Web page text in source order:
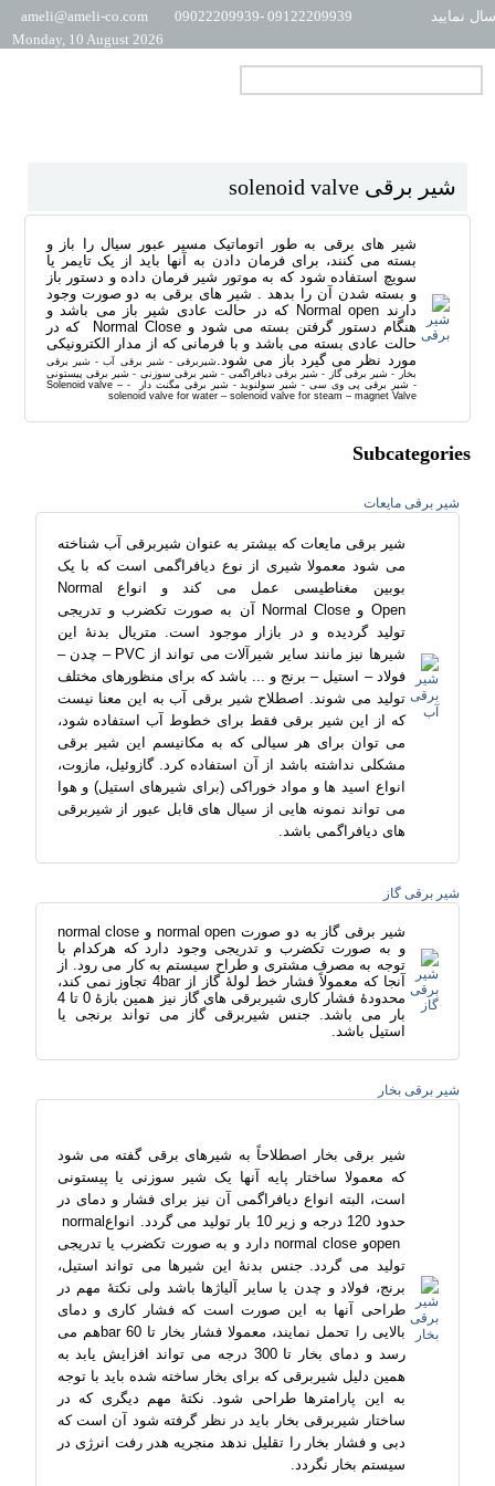
نمایید 09122209939 -09022209939
ameli@ameli-co.com
Monday, 10 August 2026
شیر برقی solenoid valve
شیر های برقی به طور اتوماتیک مسیر عبور سیال را باز و
بسته می کنند، برای فرمان دادن به آنها باید از یک تایمر یا
سویچ استفاده شود که به موتور شیر فرمان داده و دستور باز
و بسته شدن آن را بدهد . شیر های برقی به دو صورت وجود
دارند Normal open که در حالت عادی شیر باز می باشد و
هنگام دستور گرفتن بسته می شود وNormal Close
که در
حالت عادی بسته می باشد و با فرمانی که از مدار الکترونیکی
مورد نظر می گیرد باز می شود. شیربرقی - شیر برقی آب - شیر برقی
بخار - شیر برقی گاز - شیر برقی دیافراگمی - شیر برقی سوزنی - شیر برقی پیستونی
- شیر برقی پی وی سی - شیر سولنوید - شیر برقی مگنت دار - Solenoid valve –
solenoid valve for water – solenoid valve for steam – magnet Valve
Subcategories
شیر برقی مایعات
شیر برقی مایعات که بیشتر به عنوان شیربرقی آب شناخته
می شود معمولا شیری از نوع دیافراگمی است که با یک
بوبین مغناطیسی عمل می کند و انواع
Normal
Open و Normal Close
آن به صورت تکضرب و تدریجی
تولید گردیده و در بازار موجود است. متریال بدنۀ این
شیرها نیز مانند سایر شیرآلات می تواند از PVC – چدن –
فولاد – استیل – برنج و ... باشد که برای منظورهای مختلف
تولید می شوند. اصطلاح شیر برقی آب به این معنا نیست
که از این شیر برقی فقط برای خطوط آب استفاده شود،
می توان برای هر سیالی که به مکانیسم این شیر برقی
مشکلی نداشته باشد از آن استفاده کرد. گازوئیل، مازوت،
انواع اسید ها و مواد خوراکی (برای شیرهای استیل) و هوا
می تواند نمونه هایی از سیال های قابل عبور از شیربرقی
های دیافراگمی باشد.
شیر برقی گاز
شیر برقی گاز به دو صورت normal open و normal close
و به صورت تکضرب و تدریجی وجود دارد که هرکدام با
توجه به مصرف مشتری و طراح سیستم به کار می رود. از
آنجا که معمولاً فشار خط لولۀ گاز از 4bar تجاوز نمی کند،
محدودۀ فشار کاری شیربرقی های گاز نیز همین بازۀ 0 تا 4
بار می باشد. جنس شیربرقی گاز می تواند برنجی یا
استیل باشد.
شیر برقی بخار
شیر برقی بخار اصطلاحاً به شیرهای برقی گفته می شود
که معمولا ساختار پایه آنها یک شیر سوزنی یا پیستونی
است، البته انواع دیافراگمی آن نیز برای فشار و دمای در
حدود 120 درجه و زیر 10 بار تولید می گردد.
انواعnormal
openو normal close دارد و به صورت تکضرب یا تدریجی
تولید می گردد. جنس بدنۀ این شیرها می تواند استیل،
برنج، فولاد و چدن یا سایر آلیاژها باشد ولی نکتۀ مهم در
طراحی آنها به این صورت است که فشار کاری و دمای
بالایی را تحمل نمایند، معمولا فشار بخار تا 60
bar هم می
رسد و دمای بخار تا 300 درجه می تواند افزایش یابد به
همین دلیل شیربرقی که برای بخار ساخته شده باید با توجه
به این پارامترها طراحی شود. نکتۀ مهم دیگری که در
ساختار شیربرقی بخار باید در نظر گرفته شود آن است که
دبی و فشار بخار را تقلیل ندهد منجریه هدر رفت انرژی در
سیستم بخار نگردد.